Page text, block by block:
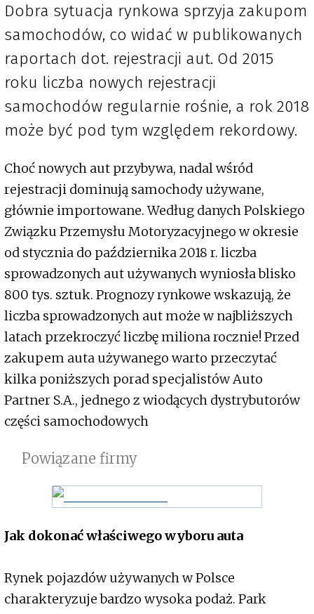
Dobra sytuacja rynkowa sprzyja zakupom
samochodów, co widać w publikowanych
raportach dot. rejestracji aut. Od 2015
roku liczba nowych rejestracji
samochodów regularnie rośnie, a rok 2018
może być pod tym względem rekordowy.
Choć nowych aut przybywa, nadal wśród
rejestracji dominują samochody używane,
głównie importowane. Według danych Polskiego
Związku Przemysłu Motoryzacyjnego w okresie
od stycznia do października 2018 r. liczba
sprowadzonych aut używanych wyniosła blisko
800 tys. sztuk. Prognozy rynkowe wskazują, że
liczba sprowadzonych aut może w najbliższych
latach przekroczyć liczbę miliona rocznie! Przed
zakupem auta używanego warto przeczytać
kilka poniższych porad specjalistów Auto
Partner S.A., jednego z wiodących dystrybutorów
części samochodowych
Powiązane firmy
Jak dokonać właściwego wyboru auta
Rynek pojazdów używanych w Polsce
charakteryzuje bardzo wysoka podaż. Park